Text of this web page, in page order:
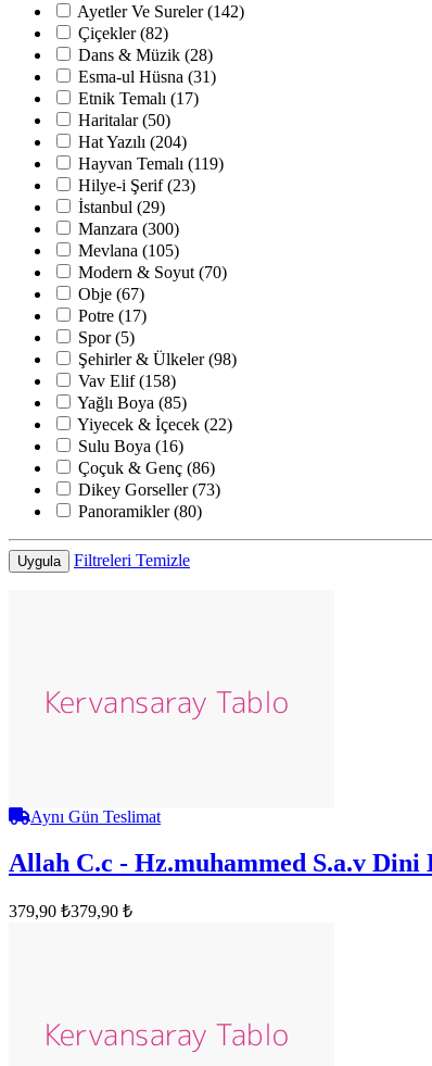
Ayetler Ve Sureler (142)
Çiçekler (82)
Dans & Müzik (28)
Esma-ul Hüsna (31)
Etnik Temalı (17)
Haritalar (50)
Hat Yazılı (204)
Hayvan Temalı (119)
Hilye-i Şerif (23)
İstanbul (29)
Manzara (300)
Mevlana (105)
Modern & Soyut (70)
Obje (67)
Potre (17)
Spor (5)
Şehirler & Ülkeler (98)
Vav Elif (158)
Yağlı Boya (85)
Yiyecek & İçecek (22)
Sulu Boya (16)
Çoçuk & Genç (86)
Dikey Gorseller (73)
Panoramikler (80)
Uygula Filtreleri Temizle
Aynı Gün Teslimat
Allah C.c - Hz.muhammed S.a.v Dini
379,90 ₺379,90 ₺